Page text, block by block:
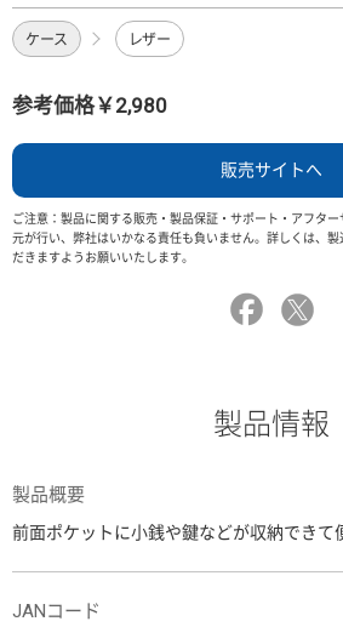
ケース レザー
参考価格￥2,980
販売サイトへ
ご注意：製品に関する販売・製品保証・サポート・アフタ
元が行い、弊社はいかなる責任も負いません。詳しくは、
だきますようお願いいたします。
製品情報
製品概要
前面ポケットに小銭や鍵などが収納できて
JANコード